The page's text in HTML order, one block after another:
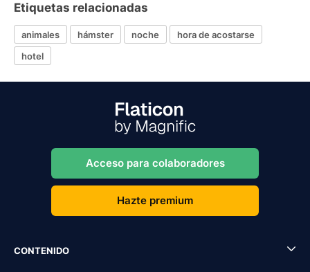
Etiquetas relacionadas
animales hámster noche
hora de acostarse
hotel
Acceso para colaboradores
Hazte premium
CONTENIDO